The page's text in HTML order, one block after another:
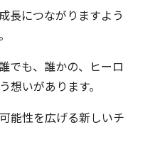
長につながりますよう
でも、誰かの、ヒーロ
いがあります。
能性を広げる新しいチ